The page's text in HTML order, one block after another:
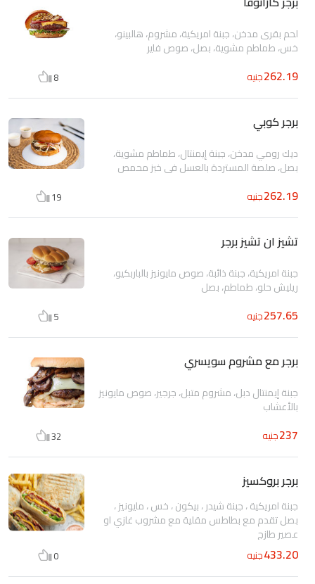
لحم بقرى مدخن، جبنة امريكية، مشروم، هالبينو،
خس، طماطم مشوية، بصل، صوص فاير
262.19جنيه 8
برجر كوبي
ديك رومي مدخن، جبنة إيمنتال، طماطم مشوية،
بصل، صلصة المستردة بالعسل في خبز محمص
262.19جنيه 19
تشيز ان تشيز برجر
جبنة امريكية، جبنة ذائبة، صوص مايونيز بالباربكيو،
ريليش حلو، طماطم، بصل
257.65جنيه 5
برجر مع مشروم سويسري
جبنة إيمنتال دبل، مشروم متبل، جرجير، صوص مايونيز
بالأعشاب
237جنيه 32
برجر بروكسيز
جبنة امريكية ، جبنة شيدر ، بيكون ، خس ، مايونيز ،
بصل تقدم مع بطاطس مقلية مع مشروب غازي او
عصير طازج
433.20جنيه 0